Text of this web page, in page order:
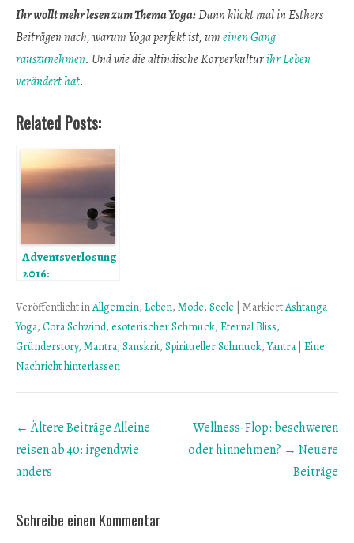
Ihr wollt mehr lesen zum Thema Yoga:Dann klickt mal in Esthers
Beiträgen nach, warum Yoga perfekt ist, umeinen Gang
rauszunehmen. Und wie die altindische Körperkulturihr Leben
verändert hat.
Related Posts:
Adventsverlosung
2016:
Ausstrahlung
Veröffentlicht inAllgemein, Leben, Mode, Seele MarkiertAshtanga
Yoga, Cora Schwind, esoterischer Schmuck, Eternal Bliss,
Gründerstory, Mantra, Sanskrit, Spiritueller Schmuck,Yantra Eine
Nachricht hinterlassen
Beitrags
Übersicht
← Ältere BeiträgeAlleine
reisen ab 40: irgendwie
anders
Wellness-Flop: beschweren
oder hinnehmen? → Neuere
Beiträge
Schreibe einen Kommentar